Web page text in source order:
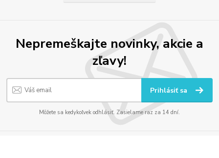
Nepremeškajte novinky, akcie a
zľavy!
Prihlásiť sa
Môžete sa kedykoľvek odhlásiť. Zasielame raz za 14 dní.